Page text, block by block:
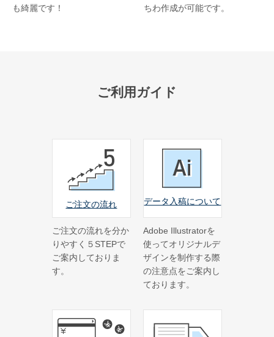
返品・交換・キャンセルについて
各種展示会用
大学法人・専門学校
飲食店集客用
暑中見舞いご挨拶
イベント向け特集
無地うちわ
スポーツ応援うちわ
こども向けイベント
も綺麗です！
ちわ作成が可能です。
ご利用ガイド
ご注文の流れ
ご注文の流れを分か
りやすく５STEPで
ご案内しておりま
す。
データ入稿について
Adobe Illustratorを
使ってオリジナルデ
ザインを制作する際
の注意点をご案内し
ております。